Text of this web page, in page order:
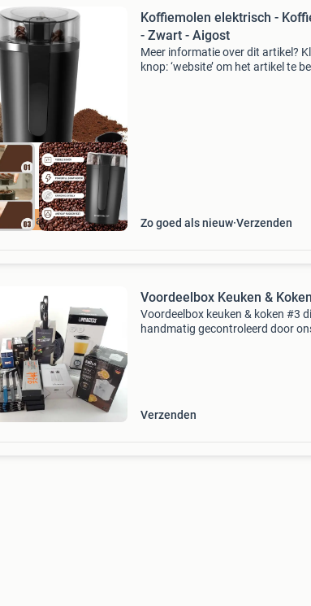
Korting
Koffiemolen elektrisch -
- Zwart - Aigost
Meer informatie over dit artikel?
knop: ‘website’ om het artikel te
Zo goed als nieuw Verzenden
Voordeelbox Keuken &
Voordeelbox keuken & koken #3
handmatig gecontroleerd door
Verzenden